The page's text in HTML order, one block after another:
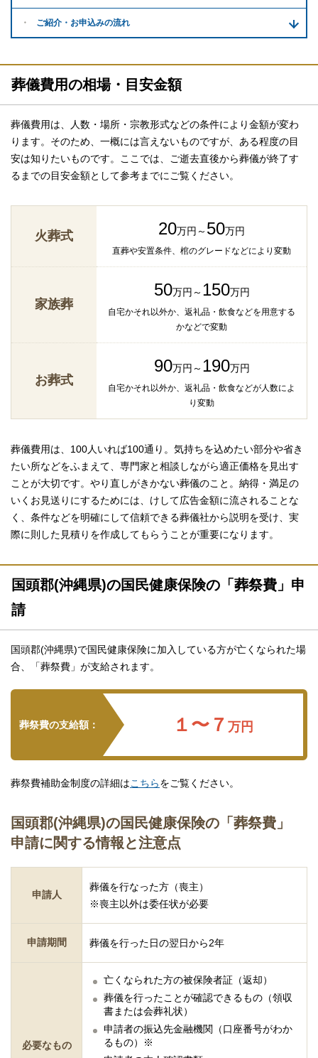
ご紹介・ お申込みの流れ
葬儀費用の相場・目安金額
葬儀費用は、人数・場所・宗教形式などの条件により金額が変わ
ります。そのため、一概には言えないものですが、ある程度の目
安は知りたいものです。ここでは、ご逝去直後から葬儀が終了す
るまでの目安金額として参考までにご覧ください。
火葬式 20万円～ 50万円
直葬や安置条件、棺のグレードなどにより変動
家族葬
50万円～ 150万円
自宅かそれ以外か、返礼品・飲食などを用意する
かなどで変動
お葬式
90万円～ 190万円
自宅かそれ以外か、返礼品・飲食などが人数によ
り変動
葬儀費用は、100人いれば100通り。気持ちを込めたい部分や省き
たい所などをふまえて、専門家と相談しながら適正価格を見出す
ことが大切です。やり直しがきかない葬儀のこと。納得・満足の
いくお見送りにするためには、けして広告金額に流されることな
く、条件などを明確にして信頼できる葬儀社から説明を受け、実
際に則した見積りを作成してもらうことが重要になります。
国頭郡(沖縄県)の国民健康保険の「葬祭費」申
請
国頭郡(沖縄県)で国民健康保険に加入している方が亡くなられた場
合、「葬祭費」が支給されます。
葬祭費の支給額： １〜７万円
葬祭費補助金制度の詳細はこちらをご覧ください。
国頭郡(沖縄県)の国民健康保険の「葬祭費」
申請に関する情報と注意点
申請人
葬儀を行なった方（喪主）
※喪主以外は委任状が必要
申請期間 葬儀を行った日の翌日から2年
必要なもの
亡くなられた方の被保険者証（返却）
葬儀を行ったことが確認できるもの（領収
書または会葬礼状）
申請者の振込先金融機関（口座番号がわか
るもの）※